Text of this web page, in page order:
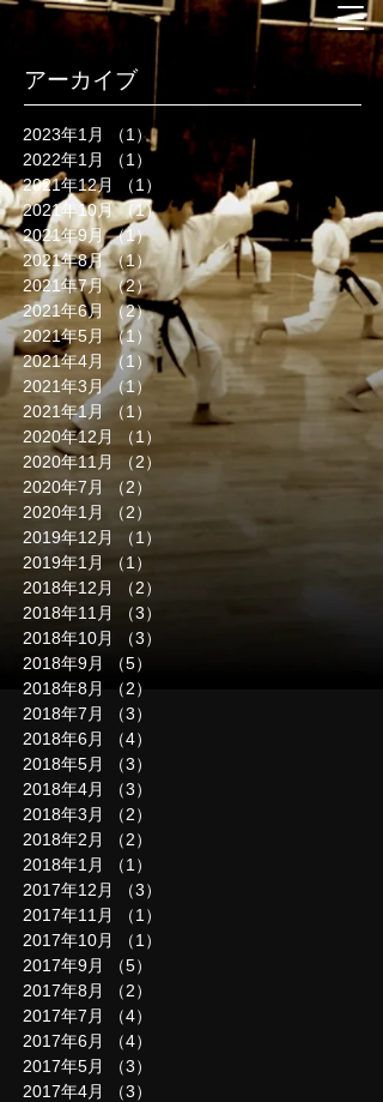
アーカイブ
2023年1月 （1）1件の記事
2022年1月
（1）
1件の記事
2021年12月
（1）
1件の記事
2021年10月
（1）1件の記事
2021年9月 （1） 1件の記事
2021年8月 （1） 1件の記事
2021年7月 （2）2件の記事
2021年6月
（2）2件の記事
2021年5月 （1）1件の記事
2021年4月 （1）1件の記事
2021年3月 （1）
2021年1月
（1）
1件の記事
2020年12月
（1）
2020年11月
（2）
2020年7月
（2）
2020年1月
（2）
2019年12月
（1）
2019年1月
（1）
2018年12月
（2）
2018年11月
（3）
2018年10月
（3）
2018年9月
（5）
2018年8月
（2）
2018年7月
（3）
2018年6月
（4）
2018年5月
（3）
2018年4月
（3）
2018年3月
（2）
2018年2月
（2）
2018年1月
（1）
2017年12月
（3）
2017年11月
（1）
2017年10月
（1）
2017年9月
（5）
2017年8月
（2）
2017年7月
（4）
2017年6月
（4）
2017年5月
（3）
2017年4月
（3）